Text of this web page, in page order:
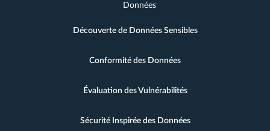
Données
Découverte de Données Sensibles
Conformité des Données
Évaluation des Vulnérabilités
Sécurité Inspirée des Données